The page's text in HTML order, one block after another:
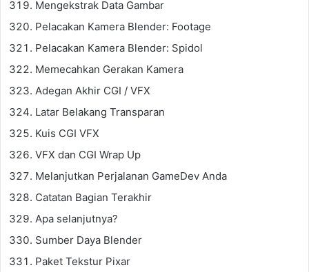
Mengekstrak Data Gambar
Pelacakan Kamera Blender: Footage
Pelacakan Kamera Blender: Spidol
Memecahkan Gerakan Kamera
Adegan Akhir CGI / VFX
Latar Belakang Transparan
Kuis CGI VFX
VFX dan CGI Wrap Up
Melanjutkan Perjalanan GameDev Anda
Catatan Bagian Terakhir
Apa selanjutnya?
Sumber Daya Blender
Paket Tekstur Pixar